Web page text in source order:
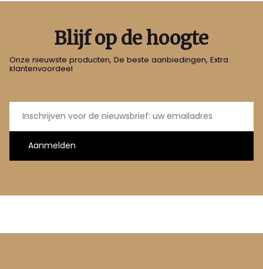
Blijf op de hoogte
Onze nieuwste producten, De beste aanbiedingen, Extra
klantenvoordeel
E-
mailadres
Aanmelden